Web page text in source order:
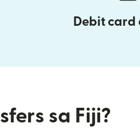
Debit card
sa Fiji?